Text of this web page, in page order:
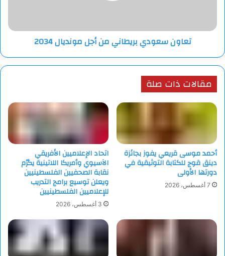
تعاون سعودي بريطاني من أجل مونديال 2034
مقالات ذات صلة
أحمد موسى قريعي يفوز بجائزة
دينق قوج للكتابة التوثيقية في
دورتها الأولى
7 أغسطس، 2026
اتحاد الإعلاميين الأفريقي
الآسيوي وأمريكا اللاتينية يكرّم
نقابة الصحفيين الفلسطينيين
ويعلن توسيع برامج التدريب
للإعلاميين الفلسطينيين
3 أغسطس، 2026